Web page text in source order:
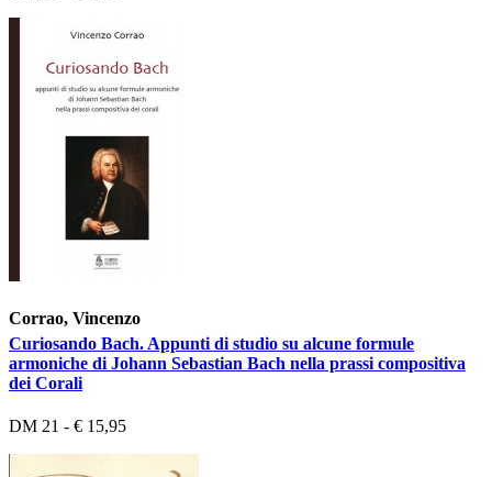
Corrao, Vincenzo
Curiosando Bach. Appunti di studio su alcune formule
armoniche di Johann Sebastian Bach nella prassi compositiva
dei Corali
DM 21 - € 15,95